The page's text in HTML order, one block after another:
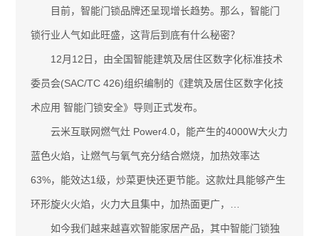
目前，智能门锁品牌还呈现增长趋势。那么，智能门
锁行业人气如此旺盛，这背后到底有什么秘密？
12月12日，由全国智能建筑及居住区数字化标准技术
委员会(SAC/TC 426)组织编制的《建筑及居住区数字化技
术应用 智能门锁安全》导则正式发布。
云米互联网燃气灶 Power4.0，能产生的4000W大火力
蓝色火焰，让燃气与氧气充分结合燃烧，加热效率达
63%，能效达1级，炒菜更快还更节能。这款灶具能够产生
环形旋火火焰，火力大且集中，加热面更广，…
如今我们越来越喜欢智能家居产品，其中智能门锁独